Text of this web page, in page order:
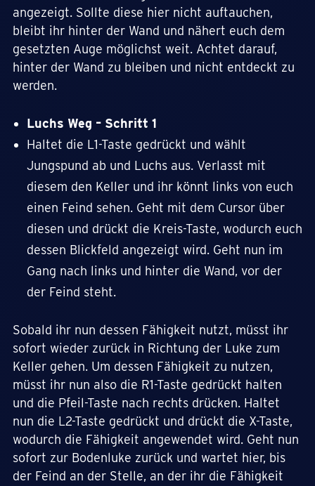
angezeigt. Sollte diese hier nicht auftauchen,
bleibt ihr hinter der Wand und nähert euch dem
gesetzten Auge möglichst weit. Achtet darauf,
hinter der Wand zu bleiben und nicht entdeckt zu
werden.
Luchs Weg – Schritt 1
Haltet die L1-Taste gedrückt und wählt
Jungspund ab und Luchs aus. Verlasst mit
diesem den Keller und ihr könnt links von euch
einen Feind sehen. Geht mit dem Cursor über
diesen und drückt die Kreis-Taste, wodurch euch
dessen Blickfeld angezeigt wird. Geht nun im
Gang nach links und hinter die Wand, vor der
der Feind steht.
Sobald ihr nun dessen Fähigkeit nutzt, müsst ihr
sofort wieder zurück in Richtung der Luke zum
Keller gehen. Um dessen Fähigkeit zu nutzen,
müsst ihr nun also die R1-Taste gedrückt halten
und die Pfeil-Taste nach rechts drücken. Haltet
nun die L2-Taste gedrückt und drückt die X-Taste,
wodurch die Fähigkeit angewendet wird. Geht nun
sofort zur Bodenluke zurück und wartet hier, bis
der Feind an der Stelle, an der ihr die Fähigkeit